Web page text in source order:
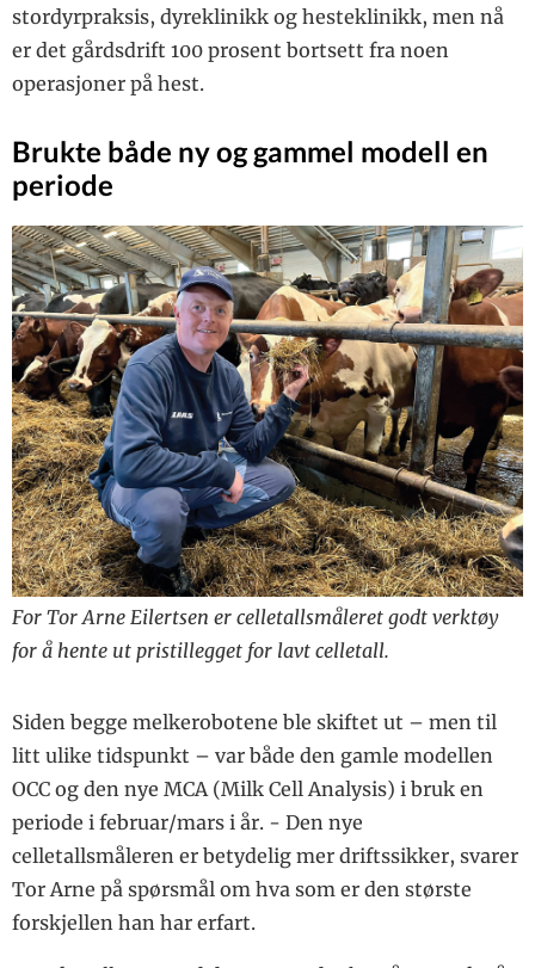
stordyrpraksis, dyreklinikk og hesteklinikk, men nå
er det gårdsdrift 100 prosent bortsett fra noen
operasjoner på hest.
Brukte både ny og gammel modell en
periode
For Tor Arne Eilertsen er celletallsmåleret godt verktøy
for å hente ut pristillegget for lavt celletall.
Siden begge melkerobotene ble skiftet ut – men til
litt ulike tidspunkt – var både den gamle modellen
OCC og den nye MCA (Milk Cell Analysis) i bruk en
periode i februar/mars i år. - Den nye
celletallsmåleren er betydelig mer driftssikker, svarer
Tor Arne på spørsmål om hva som er den største
forskjellen han har erfart.